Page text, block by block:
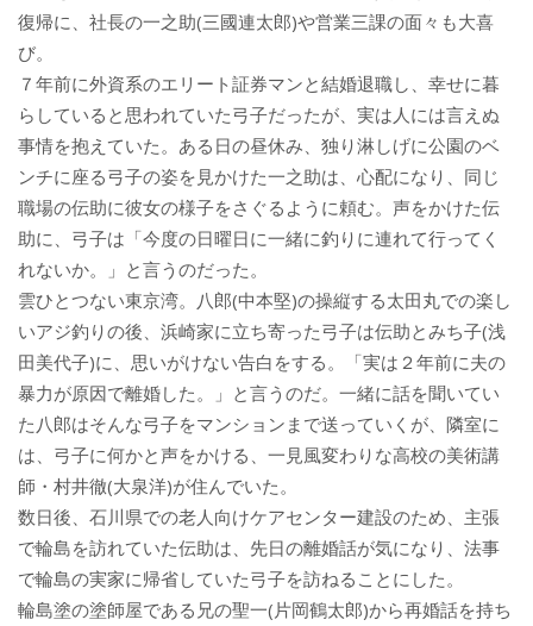
復帰に、社長の一之助(三國連太郎)や営業三課の面々も大喜
び。
７年前に外資系のエリート証券マンと結婚退職し、幸せに暮
らしていると思われていた弓子だったが、実は人には言えぬ
事情を抱えていた。ある日の昼休み、独り淋しげに公園のベ
ンチに座る弓子の姿を見かけた一之助は、心配になり、同じ
職場の伝助に彼女の様子をさぐるように頼む。声をかけた伝
助に、弓子は「今度の日曜日に一緒に釣りに連れて行ってく
れないか。」と言うのだった。
雲ひとつない東京湾。八郎(中本堅)の操縦する太田丸での楽し
いアジ釣りの後、浜崎家に立ち寄った弓子は伝助とみち子(浅
田美代子)に、思いがけない告白をする。「実は２年前に夫の
暴力が原因で離婚した。」と言うのだ。一緒に話を聞いてい
た八郎はそんな弓子をマンションまで送っていくが、隣室に
は、弓子に何かと声をかける、一見風変わりな高校の美術講
師・村井徹(大泉洋)が住んでいた。
数日後、石川県での老人向けケアセンター建設のため、主張
で輪島を訪れていた伝助は、先日の離婚話が気になり、法事
で輪島の実家に帰省していた弓子を訪ねることにした。
輪島塗の塗師屋である兄の聖一(片岡鶴太郎)から再婚話を持ち